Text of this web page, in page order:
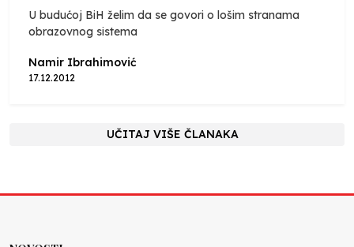
U budućoj BiH želim da se govori o lošim stranama
obrazovnog sistema
Namir Ibrahimović
17.12.2012
UČITAJ VIŠE ČLANAKA